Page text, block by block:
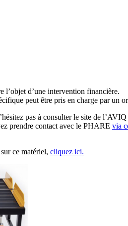
l’objet d’une intervention financière.
peut être pris en charge par un
pas à consulter le site de l’AVIQ
prendre contact avec le PHARE via
ce matériel, cliquez ici.